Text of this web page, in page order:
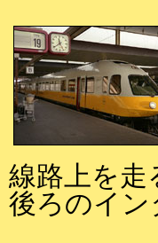
線路上を走
後ろのイ